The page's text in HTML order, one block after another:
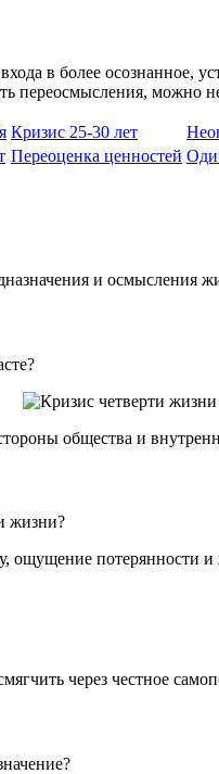
в более осознанное,
переосмысления, можно
Кризис 25-30 лет
Переоценка ценностей
и осмысления
общества и
жизни?
ощущение потерянности
через честное